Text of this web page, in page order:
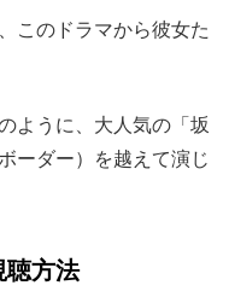
このドラマから彼女た
ように、大人気の「坂
ーダー）を越えて演じ
聴方法